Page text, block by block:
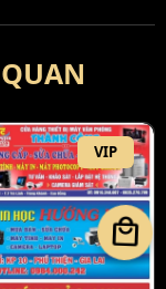
VIP
local_mall